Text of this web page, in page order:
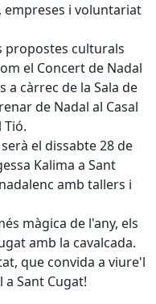
empreses i voluntariat
propostes culturals
el Concert de Nadal
a càrrec de la Sala de
de Nadal al Casal
el dissabte 28 de
Kalima a Sant
amb tallers i
màgica de l'any, els
amb la cavalcada.
que convida a viure'l
a Sant Cugat!